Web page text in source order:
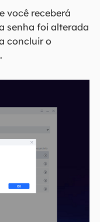
você receberá
senha foi alterada
concluir o